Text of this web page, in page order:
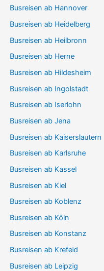
Busreisen ab Hannover
Busreisen ab Heidelberg
Busreisen ab Heilbronn
Busreisen ab Herne
Busreisen ab Hildesheim
Busreisen ab Ingolstadt
Busreisen ab Iserlohn
Busreisen ab Jena
Busreisen ab Kaiserslautern
Busreisen ab Karlsruhe
Busreisen ab Kassel
Busreisen ab Kiel
Busreisen ab Koblenz
Busreisen ab Köln
Busreisen ab Konstanz
Busreisen ab Krefeld
Busreisen ab Leipzig